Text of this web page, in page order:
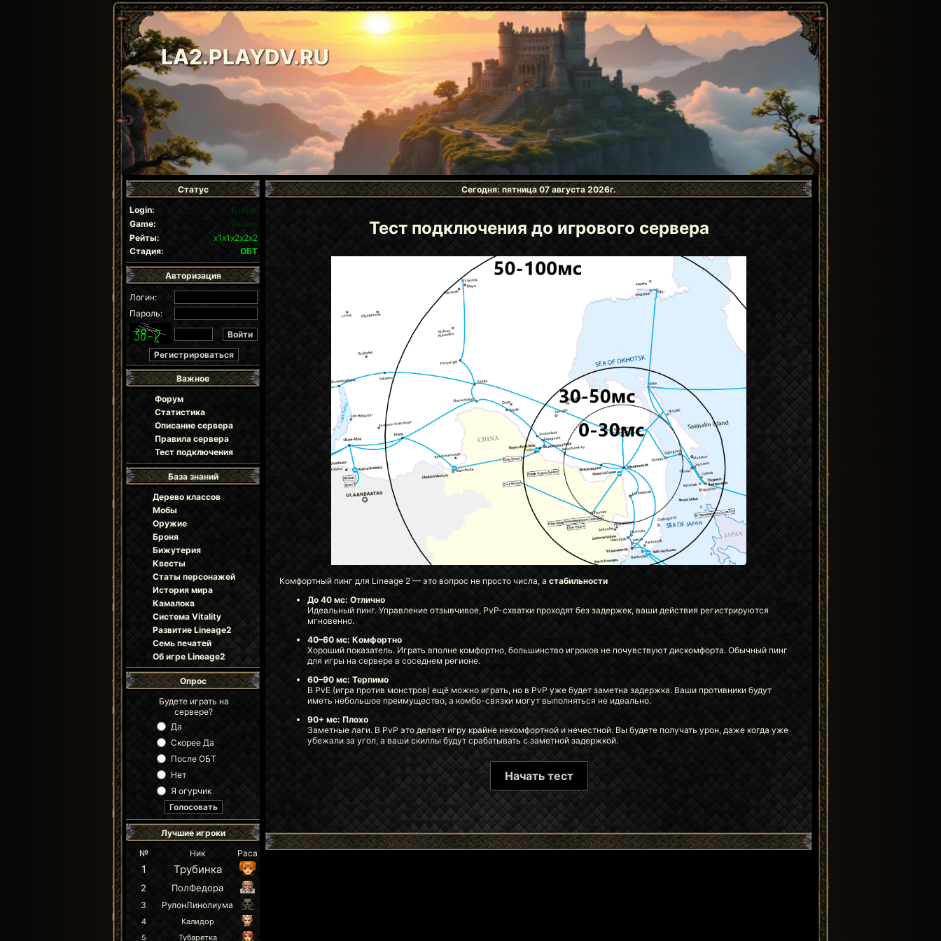
LA2.PLAYDV.RU
Статус
Login:
Online
Game:
Online
Рейты:
х1х1х2х2х2
Стадия:
ОБТ
Авторизация
Логин:
Пароль:
Важное
Форум
Статистика
Описание сервера
Правила сервера
Тест подключения
База знаний
Дерево классов
Мобы
Оружие
Броня
Бижутерия
Квесты
Статы персонажей
История мира
Камалока
Система Vitality
Развитие Lineage2
Семь печатей
Об игре Lineage2
Опрос
Будете играть на
сервере?
Да
Скорее Да
После ОБТ
Нет
Я огурчик
Лучшие игроки
№
Ник Раса
1 Трубинка
2 ПолФедора
3 РулонЛинолиума
4
Калидор
5
Тубаретка
Сегодня: пятница 07 августа 2026г.
Тест подключения до игрового сервера
Комфортный пинг для Lineage 2 — это вопрос не просто числа, а стабильности
До 40 мс: Отлично
Идеальный пинг. Управление отзывчивое, PvP-схватки проходят без задержек, ваши действия регистрируются
мгновенно.
40–60 мс: Комфортно
Хороший показатель. Играть вполне комфортно, большинство игроков не почувствуют дискомфорта. Обычный пинг
для игры на сервере в соседнем регионе.
60–90 мс: Терпимо
В PvE (игра против монстров) ещё можно играть, но в PvP уже будет заметна задержка. Ваши противники будут
иметь небольшое преимущество, а комбо-связки могут выполняться не идеально.
90+ мс: Плохо
Заметные лаги. В PvP это делает игру крайне некомфортной и нечестной. Вы будете получать урон, даже когда уже
убежали за угол, а ваши скиллы будут срабатывать с заметной задержкой.
Начать тест